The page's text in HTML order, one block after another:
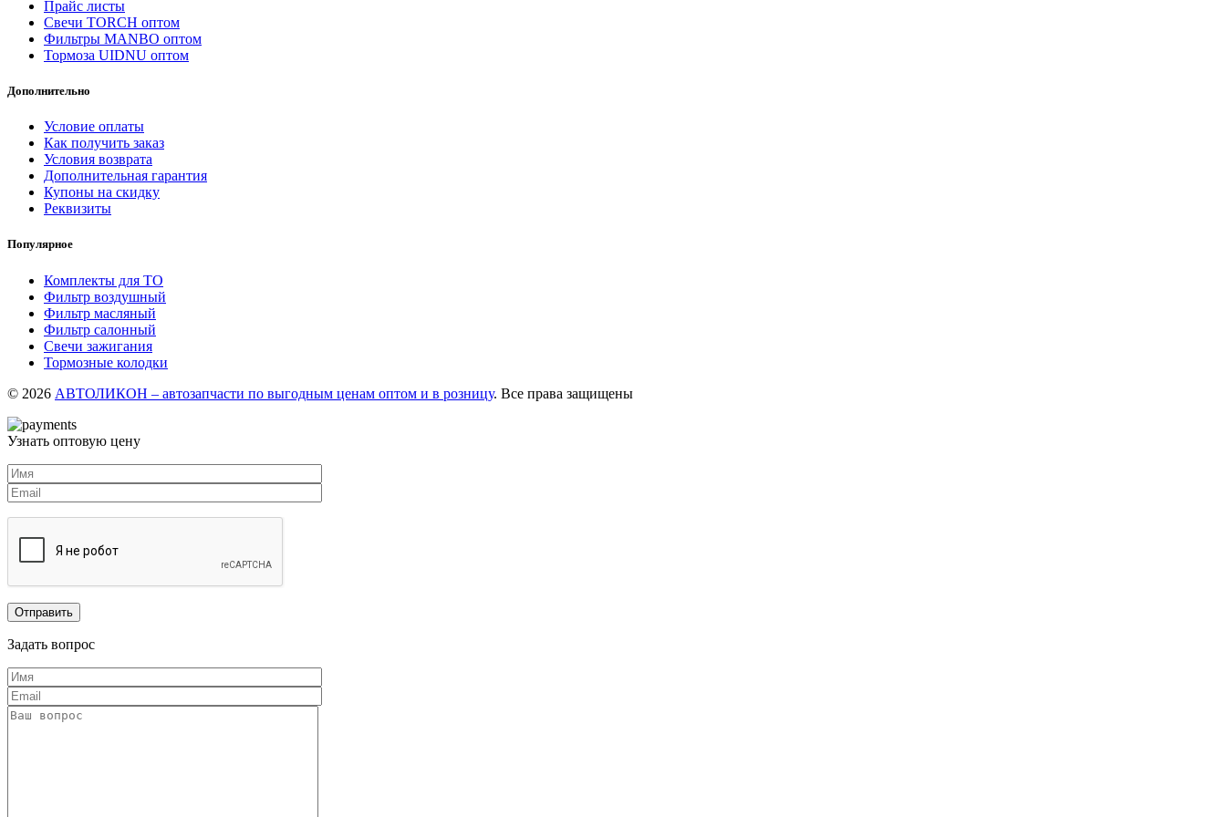
Прайс листы
Свечи TORCH оптом
Фильтры MANBO оптом
Тормоза UIDNU оптом
Дополнительно
Условие оплаты
Как получить заказ
Условия возврата
Дополнительная гарантия
Купоны на скидку
Реквизиты
Популярное
Комплекты для ТО
Фильтр воздушный
Фильтр масляный
Фильтр салонный
Свечи зажигания
Тормозные колодки
© 2026 АВТОЛИКОН – автозапчасти по выгодным ценам оптом и в розницу. Все права защищены
Узнать оптовую цену
Задать вопрос